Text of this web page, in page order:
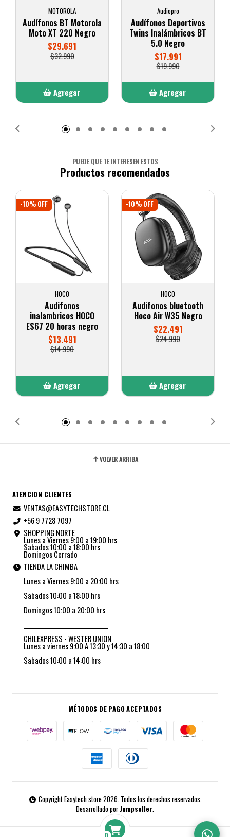
MOTOROLA
Audífonos BT Motorola
Moto XT 220 Negro
$29.691
$32.990
Agregar
Audiopro
Audífonos Deportivos
Twins Inalámbricos BT
5.0 Negro
$17.991
$19.990
Agregar
PUEDE QUE TE INTERESEN ESTOS
Productos recomendados
-10% OFF
HOCO
Audifonos
inalambricos HOCO
ES67 20 horas negro
$13.491
$14.990
Agregar
-10% OFF
HOCO
Audifonos bluetooth
Hoco Air W35 Negro
$22.491
$24.990
Agregar
VOLVER ARRIBA
ATENCION CLIENTES
VENTAS@EASYTECHSTORE.CL
+56 9 7728 7097
SHOPPING NORTE
Lunes a Viernes 9:00 a 19:00 hrs
Sabados 10:00 a 18:00 hrs
Domingos Cerrado
TIENDA LA CHIMBA
Lunes a Viernes 9:00 a 20:00 hrs
Sabados 10:00 a 18:00 hrs
Domingos 10:00 a 20:00 hrs
CHILEXPRESS - WESTER UNION
Lunes a viernes 9:00 A 13:30 y 14:30 a 18:00
Sabados 10:00 a 14:00 hrs
MÉTODOS DE PAGO ACEPTADOS
Copyright Easytech store 2026. Todos los derechos reservados.
Desarrollado por Jumpseller.